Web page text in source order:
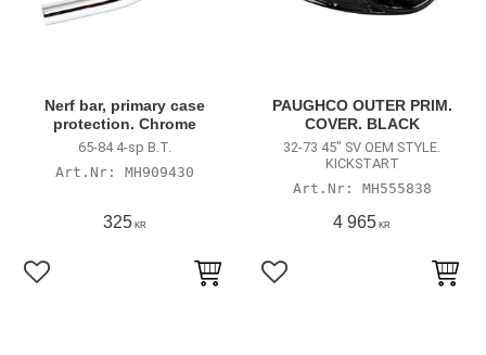
Nerf bar, primary case
protection. Chrome
65-84 4-sp B.T.
MH909430
325KR
Lägg till i favoriter
PAUGHCO OUTER PRIM.
COVER. BLACK
32-73 45" SV OEM STYLE.
KICKSTART
MH555838
4 965 KR
Lägg till i favoriter